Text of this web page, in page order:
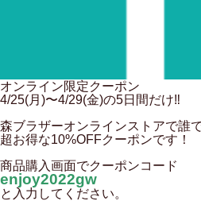
オンライン限定クーポン
4/25(月)〜4/29(金)の5日間だけ‼︎
森ブラザーオンラインストアで誰
超お得な10%OFFクーポンです！
商品購入画面でクーポンコード
enjoy2022gw
と入力してください。